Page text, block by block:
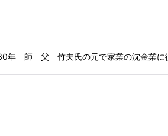
父 竹夫氏の元で家業の沈金業に従